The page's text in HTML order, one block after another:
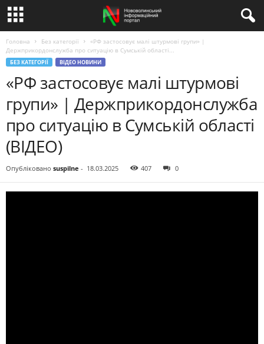
Головна Без категорії
«РФ застосовує малі штурмові групи» |
Держприкордонслужба про ситуацію в Сумській області...
БЕЗ КАТЕГОРІЇ ВІДЕО НОВИНИ
«РФ застосовує малі штурмові
групи» | Держприкордонслужба
про ситуацію в Сумській області
(ВІДЕО)
Опубліковано suspilne - 18.03.2025 407 0